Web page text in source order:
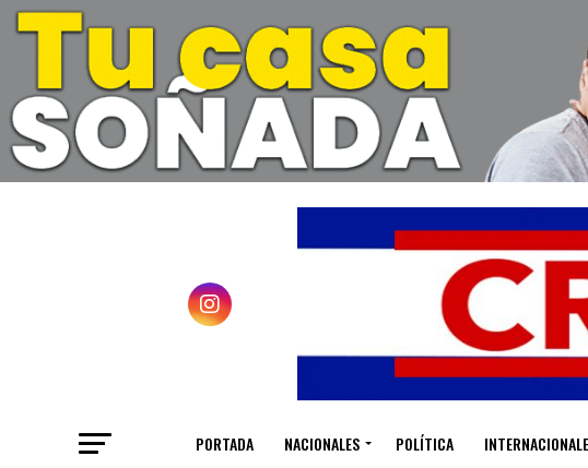
PORTADA NACIONALES POLÍTICA